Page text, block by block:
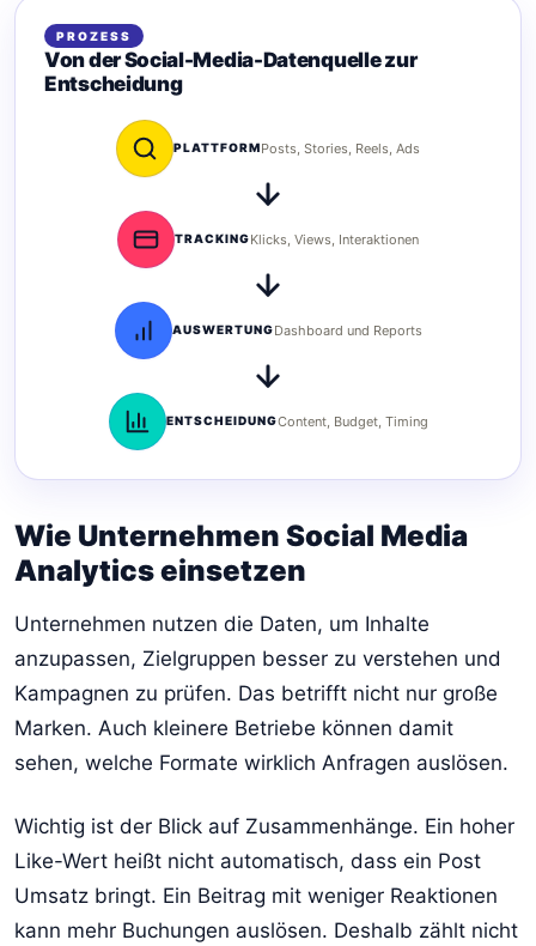
PROZESS
Von der Social-Media-Datenquelle zur
Entscheidung
PLATTFORMPosts, Stories, Reels, Ads
TRACKINGKlicks, Views, Interaktionen
AUSWERTUNGDashboard und Reports
ENTSCHEIDUNGContent, Budget, Timing
Wie Unternehmen Social Media
Analytics einsetzen
Unternehmen nutzen die Daten, um Inhalte
anzupassen, Zielgruppen besser zu verstehen und
Kampagnen zu prüfen. Das betrifft nicht nur große
Marken. Auch kleinere Betriebe können damit
sehen, welche Formate wirklich Anfragen auslösen.
Wichtig ist der Blick auf Zusammenhänge. Ein hoher
Like-Wert heißt nicht automatisch, dass ein Post
Umsatz bringt. Ein Beitrag mit weniger Reaktionen
kann mehr Buchungen auslösen. Deshalb zählt nicht